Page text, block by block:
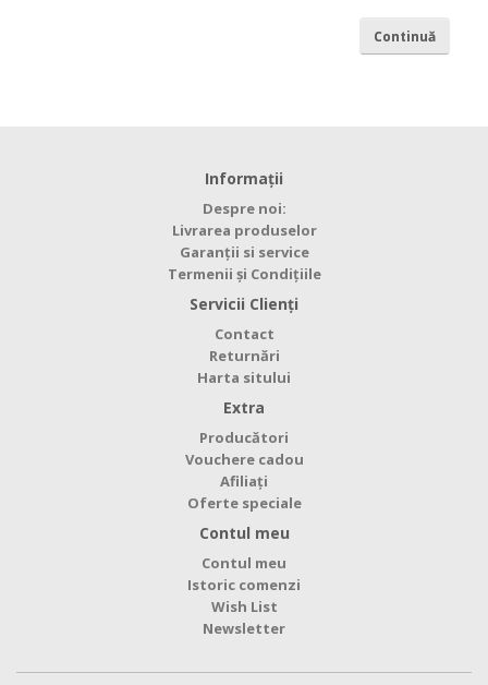
Informaţii
Despre noi:
Livrarea produselor
Garanții si service
Termenii și Condițiile
Servicii Clienţi
Contact
Returnări
Harta sitului
Extra
Producători
Vouchere cadou
Afiliaţi
Oferte speciale
Contul meu
Contul meu
Istoric comenzi
Wish List
Newsletter